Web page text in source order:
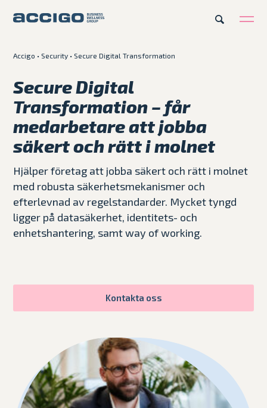
Erbjudande
Plattformar
Kunskapsbank
Accigo • Security • Secure Digital Transformation
Secure Digital
Transformation – får
medarbetare att jobba
säkert och rätt i molnet
Hjälper företag att jobba säkert och rätt i molnet
med robusta säkerhetsmekanismer och
efterlevnad av regelstandarder. Mycket tyngd
ligger på datasäkerhet, identitets- och
enhetshantering, samt way of working.
Kontakta oss